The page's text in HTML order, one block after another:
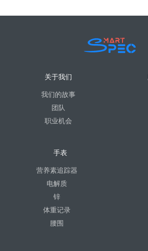
关于我们
我们的故事
团队
职业机会
手表
营养素追踪器
电解质
锌
体重记录
腰围